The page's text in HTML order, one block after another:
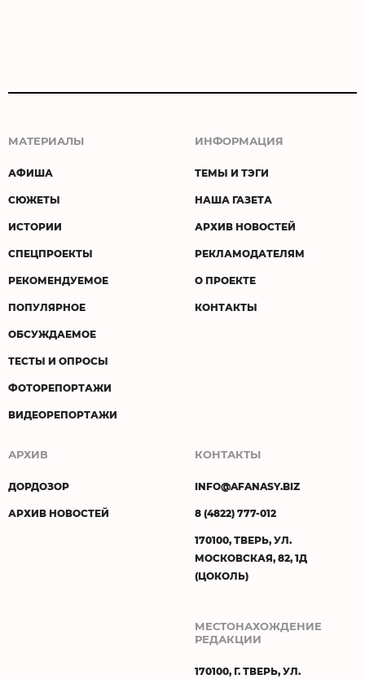
МАТЕРИАЛЫ
АФИША
СЮЖЕТЫ
ИСТОРИИ
СПЕЦПРОЕКТЫ
РЕКОМЕНДУЕМОЕ
ПОПУЛЯРНОЕ
ОБСУЖДАЕМОЕ
ТЕСТЫ И ОПРОСЫ
ФОТОРЕПОРТАЖИ
ВИДЕОРЕПОРТАЖИ
ИНФОРМАЦИЯ
ТЕМЫ И ТЭГИ
НАША ГАЗЕТА
АРХИВ НОВОСТЕЙ
РЕКЛАМОДАТЕЛЯМ
О ПРОЕКТЕ
КОНТАКТЫ
АРХИВ
ДОРДОЗОР
АРХИВ НОВОСТЕЙ
КОНТАКТЫ
INFO@AFANASY.BIZ
8 (4822) 777-012
170100, ТВЕРЬ, УЛ.
МОСКОВСКАЯ, 82, 1Д
(ЦОКОЛЬ)
МЕСТОНАХОЖДЕНИЕ
РЕДАКЦИИ
170100, Г. ТВЕРЬ, УЛ.